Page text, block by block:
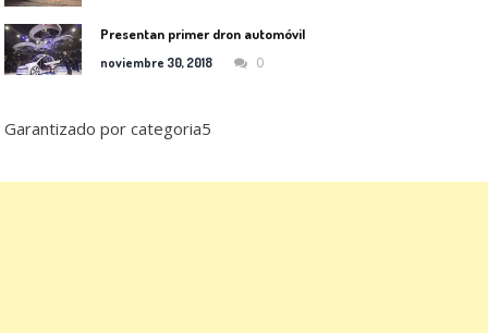
Presentan primer dron automóvil
noviembre 30, 2018 0
Garantizado por categoria5